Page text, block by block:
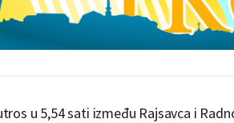
u 5,54 sati između Rajsavca i